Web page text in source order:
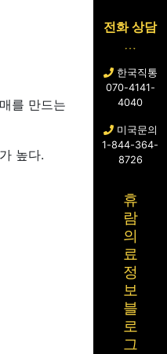
를 만드는
높다.
전화 상담
한국직통
070-4141-
4040
미국문의
1-844-364-
8726
휴
람
의
료
정
보
블
로
그